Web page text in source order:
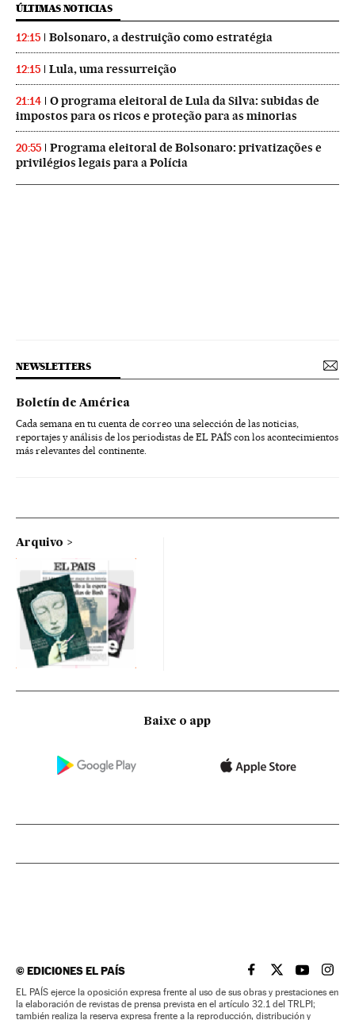
ÚLTIMAS NOTICIAS
12:15 Bolsonaro, a destruição como estratégia
12:15 Lula, uma ressurreição
21:14
O programa eleitoral de Lula da Silva: subidas de
impostos para os ricos e proteção para as minorias
20:55
Programa eleitoral de Bolsonaro: privatizações e
privilégios legais para a Polícia
NEWSLETTERS
Boletín de América
Cada semana en tu cuenta de correo una selección de las noticias,
reportajes y análisis de los periodistas de EL PAÍS con los acontecimientos
más relevantes del continente.
Arquivo
Baixe o app
©EDICIONES EL PAÍS EL PAÍS BRASIL EN
EL PAÍSEL PAÍS
EL
EL PAÍS ejerce la oposición expresa frente al uso de sus obras y prestaciones en
la elaboración de revistas de prensa prevista en el artículo 32.1 del TRLPI;
también realiza la reserva expresa frente a la reproducción, distribución y